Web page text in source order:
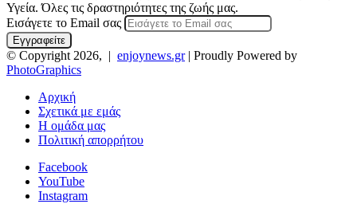
Υγεία. Όλες τις δραστηριότητες της ζωής μας.
Εισάγετε το Email σας
© Copyright 2026, | enjoynews.gr| Proudly Powered by
PhotoGraphics
Αρχική
Σχετικά με εμάς
Η ομάδα μας
Πολιτική απορρήτου
Facebook
YouTube
Instagram